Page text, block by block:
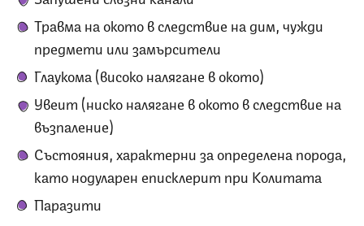
Травма на окото в следствие на дим, чужди
предмети или замърсители
Глаукома (високо налягане в окото)
Увеит (ниско налягане в окото в следствие на
възпаление)
Състояния, характерни за определена порода,
като нодуларен еписклерит при Колитата
Паразити